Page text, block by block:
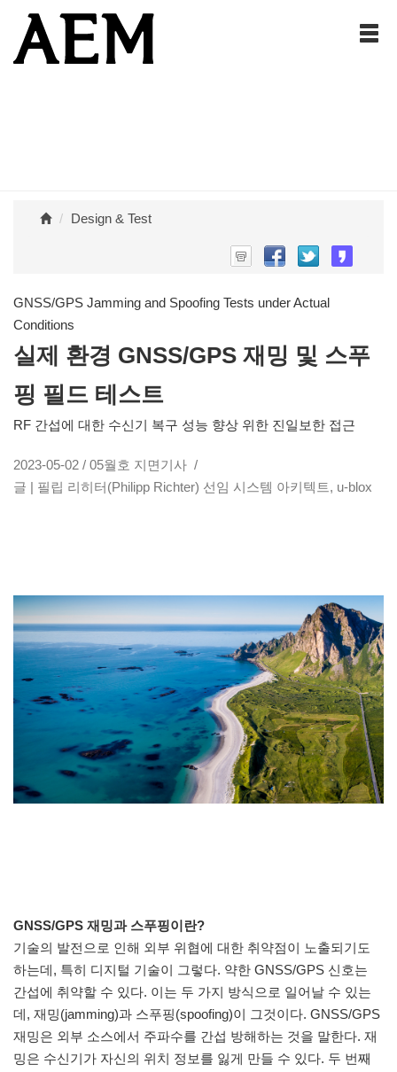
Design & Test
GNSS/GPS Jamming and Spoofing Tests under Actual
Conditions
실제 환경 GNSS/GPS 재밍 및 스푸
핑 필드 테스트
RF 간섭에 대한 수신기 복구 성능 향상 위한 진일보한 접근
2023-05-02 / 05월호 지면기사 /
글 | 필립 리히터(Philipp Richter) 선임 시스템 아키텍트, u-blox
GNSS/GPS 재밍과 스푸핑이란?
기술의 발전으로 인해 외부 위협에 대한 취약점이 노출되기도
하는데, 특히 디지털 기술이 그렇다. 약한 GNSS/GPS 신호는
간섭에 취약할 수 있다. 이는 두 가지 방식으로 일어날 수 있는
데, 재밍(jamming)과 스푸핑(spoofing)이 그것이다. GNSS/GPS
재밍은 외부 소스에서 주파수를 간섭 방해하는 것을 말한다. 재
밍은 수신기가 자신의 위치 정보를 잃게 만들 수 있다. 두 번째